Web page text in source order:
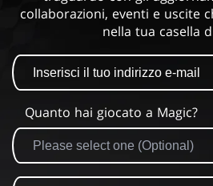
collaborazioni, eventi e uscite
nella tua casella
Quanto hai giocato a Magic?